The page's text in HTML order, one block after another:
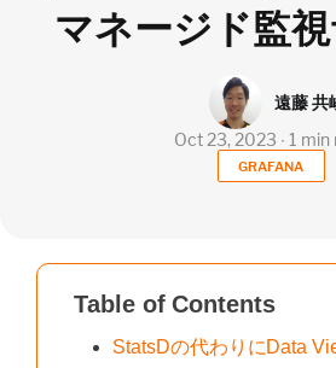
マネージド監
GRAFANA
Oct 23, 2023 ∙ 1 min
遠藤 共
Table of Contents
StatsDの代わりにData